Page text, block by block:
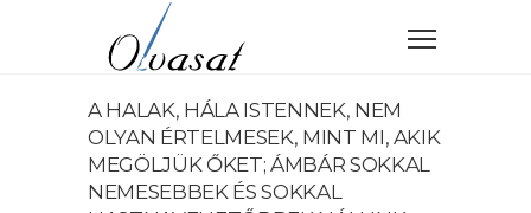
A HALAK, HÁLA ISTENNEK, NEM
OLYAN ÉRTELMESEK, MINT MI, AKIK
MEGÖLJÜK ŐKET; ÁMBÁR SOKKAL
NEMESEBBEK ÉS SOKKAL